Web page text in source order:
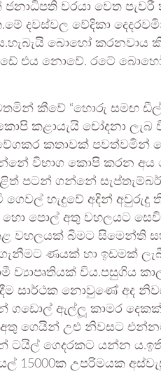
ජනාධිපති වරයා වෙත
දවස්වල වේදිකා
බොහෝ කරනවාය
එය නොවේ. රටේ
කීවේ “හොරු සමඟ ඩීල්
කළායැයි චෝදනා
කතාවක් පවත්වමින්
විභාග කොපි කරන
පටන් ගන්නේ
ගෙවල් හැදුවේ අදින්
පොල් අතු වහලයට
වහලයක් බිමට සිමෙන්ති
ණයක් හා ඉඩමක්
ව්‍යාපෘතියක් විය.පසුගිය
සාර්ථක නොවුණේ අද
ගඩොල් ඇල්ලූ කාමර
ගෙයින් උළු නිවසට
ටයිල් ගෙදරකට යන්න
15000ක උපරිමයක